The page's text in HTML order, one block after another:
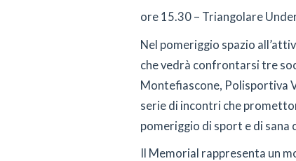
ore 15.30 – Triangolare
Nel pomeriggio spazio
che vedrà confrontarsi tre
Montefiascone, Polisportiva
serie di incontri che
pomeriggio di sport e di sana
Il Memorial rappresenta un